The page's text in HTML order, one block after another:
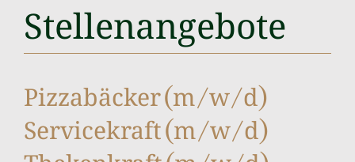
Pizzabäcker (m/w/d)
Servicekraft (m/w/d)